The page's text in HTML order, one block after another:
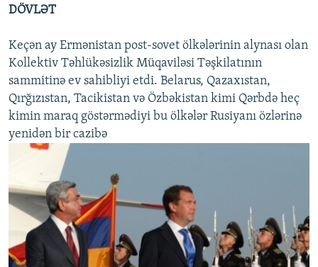
DÖVLƏT
Keçən ay Ermənistan post-sovet ölkələrinin alynası olan
Kollektiv Təhlükəsizlik Müqaviləsi Təşkilatının
sammitinə ev sahibliyi etdi. Belarus, Qazaxıstan,
Qırğızıstan, Tacikistan və Özbəkistan kimi Qərbdə heç
kimin maraq göstərmədiyi bu ölkələr Rusiyanı özlərinə
yenidən bir cazibə